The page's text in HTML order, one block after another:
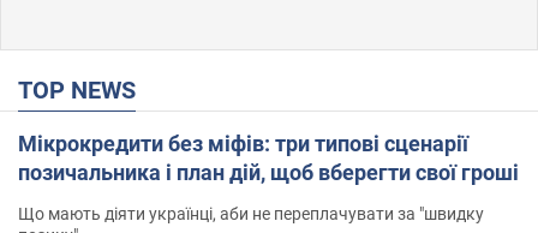
TOP NEWS
Мікрокредити без міфів: три типові сценарії
позичальника і план дій, щоб вберегти свої гроші
Що мають діяти українці, аби не переплачувати за "швидку